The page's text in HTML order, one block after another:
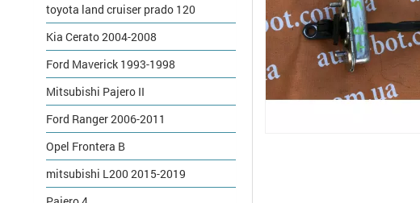
toyota land cruiser prado 120
Kia Cerato 2004-2008
Ford Maverick 1993-1998
Mitsubishi Pajero II
Ford Ranger 2006-2011
Opel Frontera B
mitsubishi L200 2015-2019